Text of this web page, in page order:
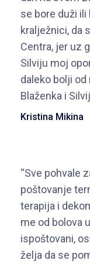
se bore duži ili
kralježnici, da
Centra, jer uz
Silviju moj
daleko bolji od
Blaženka i
Kristina Mikina
“Sve pohvale
poštovanje
terapija i
me od bolova
ispoštovani,
želja da se